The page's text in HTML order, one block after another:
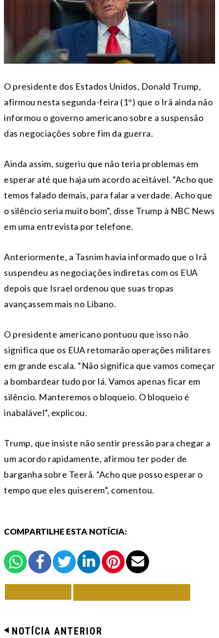
O presidente dos Estados Unidos, Donald Trump,
afirmou nesta segunda-feira (1°) que o Irã ainda não
informou o governo americano sobre a suspensão
das negociações sobre fim da guerra.
Ainda assim, sugeriu que não teria problemas em
esperar até que haja um acordo aceitável. “Acho que
temos falado demais, para falar a verdade. Acho que
o silêncio seria muito bom”, disse Trump à NBC News
em uma entrevista por telefone.
Anteriormente, a Tasnim havia informado que o Irã
suspendeu as negociações indiretas com os EUA
depois que Israel ordenou que suas tropas
avançassem mais no Líbano.
O presidente americano pontuou que isso não
significa que os EUA retomarão operações militares
em grande escala. “Não significa que vamos começar
a bombardear tudo por lá. Vamos apenas ficar em
silêncio. Manteremos o bloqueio. O bloqueio é
inabalável”, explicou.
Trump, que insiste não sentir pressão para chegar a
um acordo rapidamente, afirmou ter poder de
barganha sobre Teerã. “Acho que posso esperar o
tempo que eles quiserem”, comentou.
COMPARTILHE ESTA NOTÍCIA:
NOTÍCIA ANTERIOR